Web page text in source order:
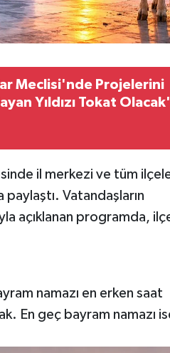
Meclisi'nde Projelerini
Yıldızı Tokat
il merkezi ve tüm
Vatandaşların
açıklanan programda,
namazı en erken saat
En geç bayram namazı